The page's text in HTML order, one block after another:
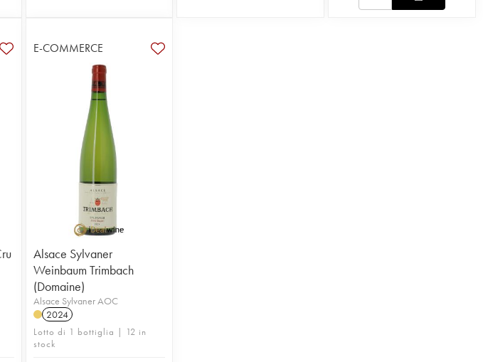
E-COMMERCE
Alsace Sylvaner
Weinbaum Trimbach
(Domaine)
Alsace Sylvaner AOC
2024
Lotto di 1 bottiglia | 12 in
stock